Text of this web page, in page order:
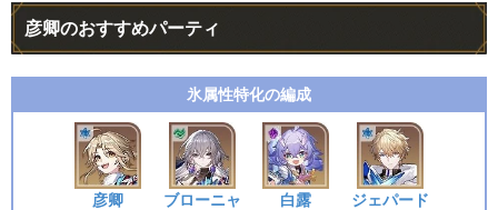
彦卿のおすすめパーティ
氷属性特化の編成
彦卿
ブローニャ
白露
ジェパード